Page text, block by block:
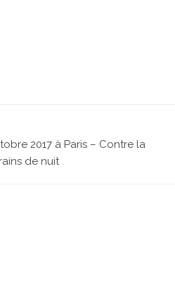
2017 à Paris – Contre la
de nuit